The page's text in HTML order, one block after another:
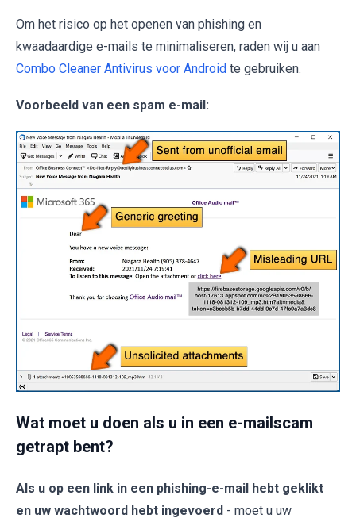
Om het risico op het openen van phishing en
kwaadaardige e-mails te minimaliseren, raden wij u aan
Combo Cleaner Antivirus voor Android te gebruiken.
Voorbeeld van een spam e-mail:
Wat moet u doen als u in een e-mailscam
getrapt bent?
Als u op een link in een phishing-e-mail hebt geklikt
en uw wachtwoord hebt ingevoerd - moet u uw